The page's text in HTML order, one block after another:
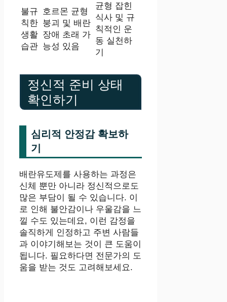
불규
칙한
생활
습관
호르몬 균형
붕괴 및 배란
장애 초래 가
능성 있음
균형 잡힌
식사 및 규
칙적인 운
동 실천하
기
정신적 준비 상태
확인하기
심리적 안정감 확보하
기
배란유도제를 사용하는 과정은
신체 뿐만 아니라 정신적으로도
많은 부담이 될 수 있습니다. 이
로 인해 불안감이나 우울감을 느
낄 수도 있는데요, 이런 감정을
솔직하게 인정하고 주변 사람들
과 이야기해보는 것이 큰 도움이
됩니다. 필요하다면 전문가의 도
움을 받는 것도 고려해보세요.